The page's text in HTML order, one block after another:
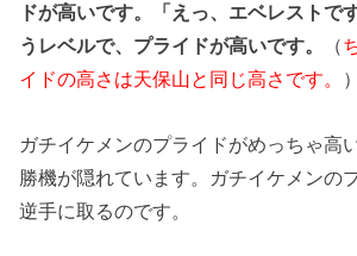
ドが高いです。「えっ、エベレストで
うレベルで、プライドが高いです。
（
イドの高さは天保山と同じ高さです。 ）
ガチイケメンのプライドがめっちゃ高
勝機が隠れています。ガチイケメンの
逆手に取るのです。